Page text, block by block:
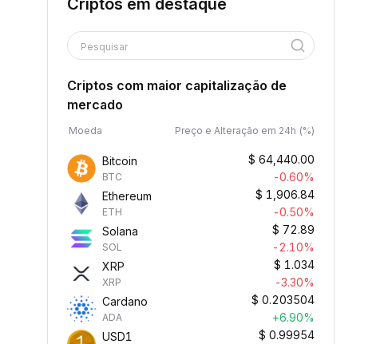
Criptos em destaque
Pesquisar
Criptos com maior capitalização de
mercado
Moeda Preço e Alteração em 24h (%)
Bitcoin
BTC
$ 64,440.00
-0.60%
Ethereum
ETH
$ 1,906.84
-0.50%
Solana
SOL
$ 72.89
-2.10%
XRP
XRP
$ 1.034
-3.30%
Cardano
ADA
$ 0.203504
+6.90%
USD1
$ 0.99954